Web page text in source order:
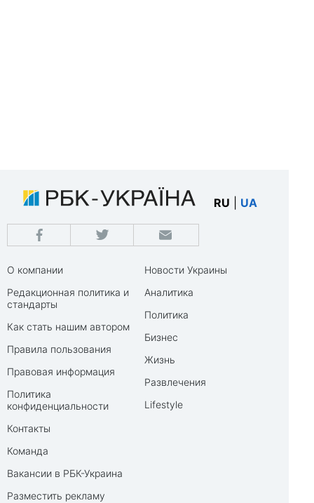
RU UA
О компании
Редакционная политика и
стандарты
Как стать нашим автором
Правила пользования
Правовая информация
Политика
конфиденциальности
Контакты
Команда
Вакансии в РБК-Украина
Разместить рекламу
Новости Украины
Аналитика
Политика
Бизнес
Жизнь
Развлечения
Lifestyle